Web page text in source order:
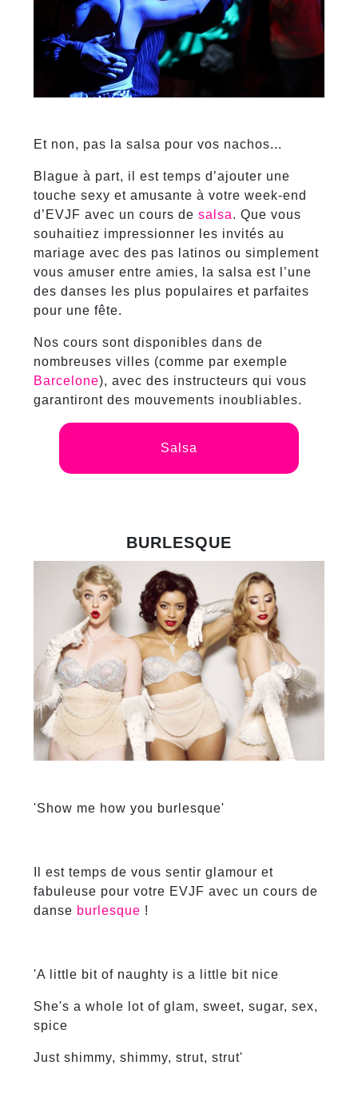
Et non, pas la salsa pour vos nachos...
Blague à part, il est temps d’ajouter une
touche sexy et amusante à votre week-end
d’EVJF avec un cours de salsa. Que vous
souhaitiez impressionner les invités au
mariage avec des pas latinos ou simplement
vous amuser entre amies, la salsa est l’une
des danses les plus populaires et parfaites
pour une fête.
Nos cours sont disponibles dans de
nombreuses villes (comme par exemple
Barcelone), avec des instructeurs qui vous
garantiront des mouvements inoubliables.
Salsa
BURLESQUE
'Show me how you burlesque'
Il est temps de vous sentir glamour et
fabuleuse pour votre EVJF avec un cours de
danse burlesque !
'A little bit of naughty is a little bit nice
She's a whole lot of glam, sweet, sugar, sex,
spice
Just shimmy, shimmy, strut, strut'